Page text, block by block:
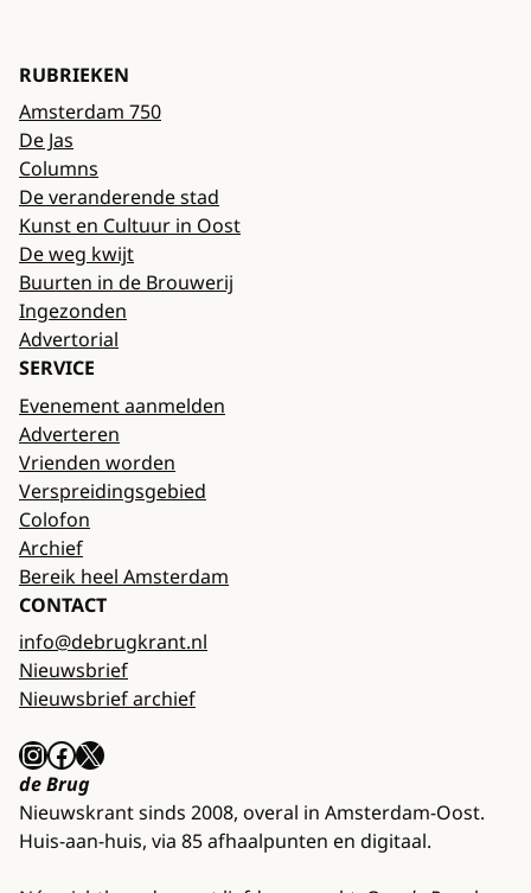
RUBRIEKEN
Amsterdam 750
De Jas
Columns
De veranderende stad
Kunst en Cultuur in Oost
De weg kwijt
Buurten in de Brouwerij
Ingezonden
Advertorial
SERVICE
Evenement aanmelden
Adverteren
Vrienden worden
Verspreidingsgebied
Colofon
Archief
Bereik heel Amsterdam
CONTACT
info@debrugkrant.nl
Nieuwsbrief
Nieuwsbrief archief
InstagramFacebook X
de Brug
Nieuwskrant sinds 2008, overal in Amsterdam-Oost.
Huis-aan-huis, via 85 afhaalpunten en digitaal.